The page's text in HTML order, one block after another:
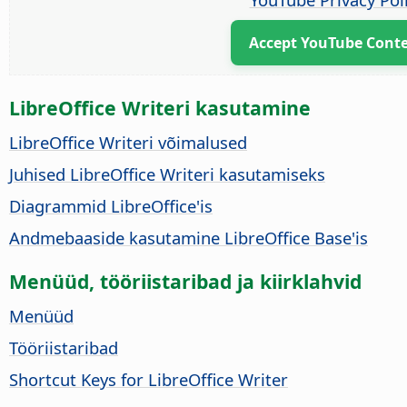
Accept YouTube
LibreOffice Writeri kasutamine
LibreOffice Writeri võimalused
Juhised LibreOffice Writeri kasutamiseks
Diagrammid LibreOffice'is
Andmebaaside kasutamine LibreOffice Base'is
Menüüd, tööriistaribad ja kiirklahvid
Menüüd
Tööriistaribad
Shortcut Keys for LibreOffice Writer